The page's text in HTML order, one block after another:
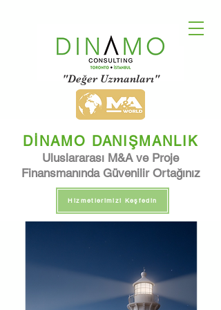
"Değer Uzmanları"
DİNAMO DANIŞMANLIK
Uluslararası M&A ve Proje
Finansmanında Güvenilir Ortağınız
Hizmetlerimizi Keşfedin